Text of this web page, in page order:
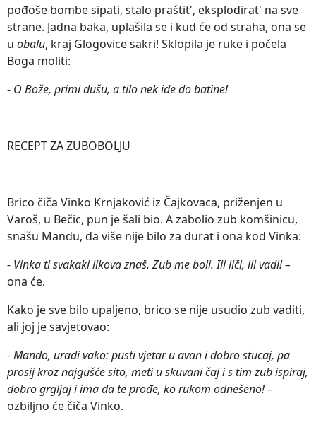
pođoše bombe sipati, stalo praštit', eksplodirat' na sve
strane. Jadna baka, uplašila se i kud će od straha, ona se
u obalu, kraj Glogovice sakri! Sklopila je ruke i počela
Boga moliti:
- O Bože, primi dušu, a tilo nek ide do batine!
RECEPT ZA ZUBOBOLJU
Brico čiča Vinko Krnjaković iz Čajkovaca, priženjen u
Varoš, u Bečic, pun je šali bio. A zabolio zub komšinicu,
snašu Mandu, da više nije bilo za durat i ona kod Vinka:
- Vinka ti svakaki likova znaš. Zub me boli. Ili liči, ili vadi! –
ona će.
Kako je sve bilo upaljeno, brico se nije usudio zub vaditi,
ali joj je savjetovao:
- Mando, uradi vako: pusti vjetar u avan i dobro stucaj, pa
prosij kroz najgušće sito, meti u skuvani čaj i s tim zub ispiraj,
dobro grgljaj i ima da te prođe, ko rukom odnešeno! –
ozbiljno će čiča Vinko.